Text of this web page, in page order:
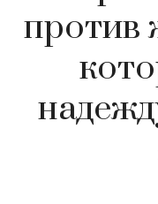
против